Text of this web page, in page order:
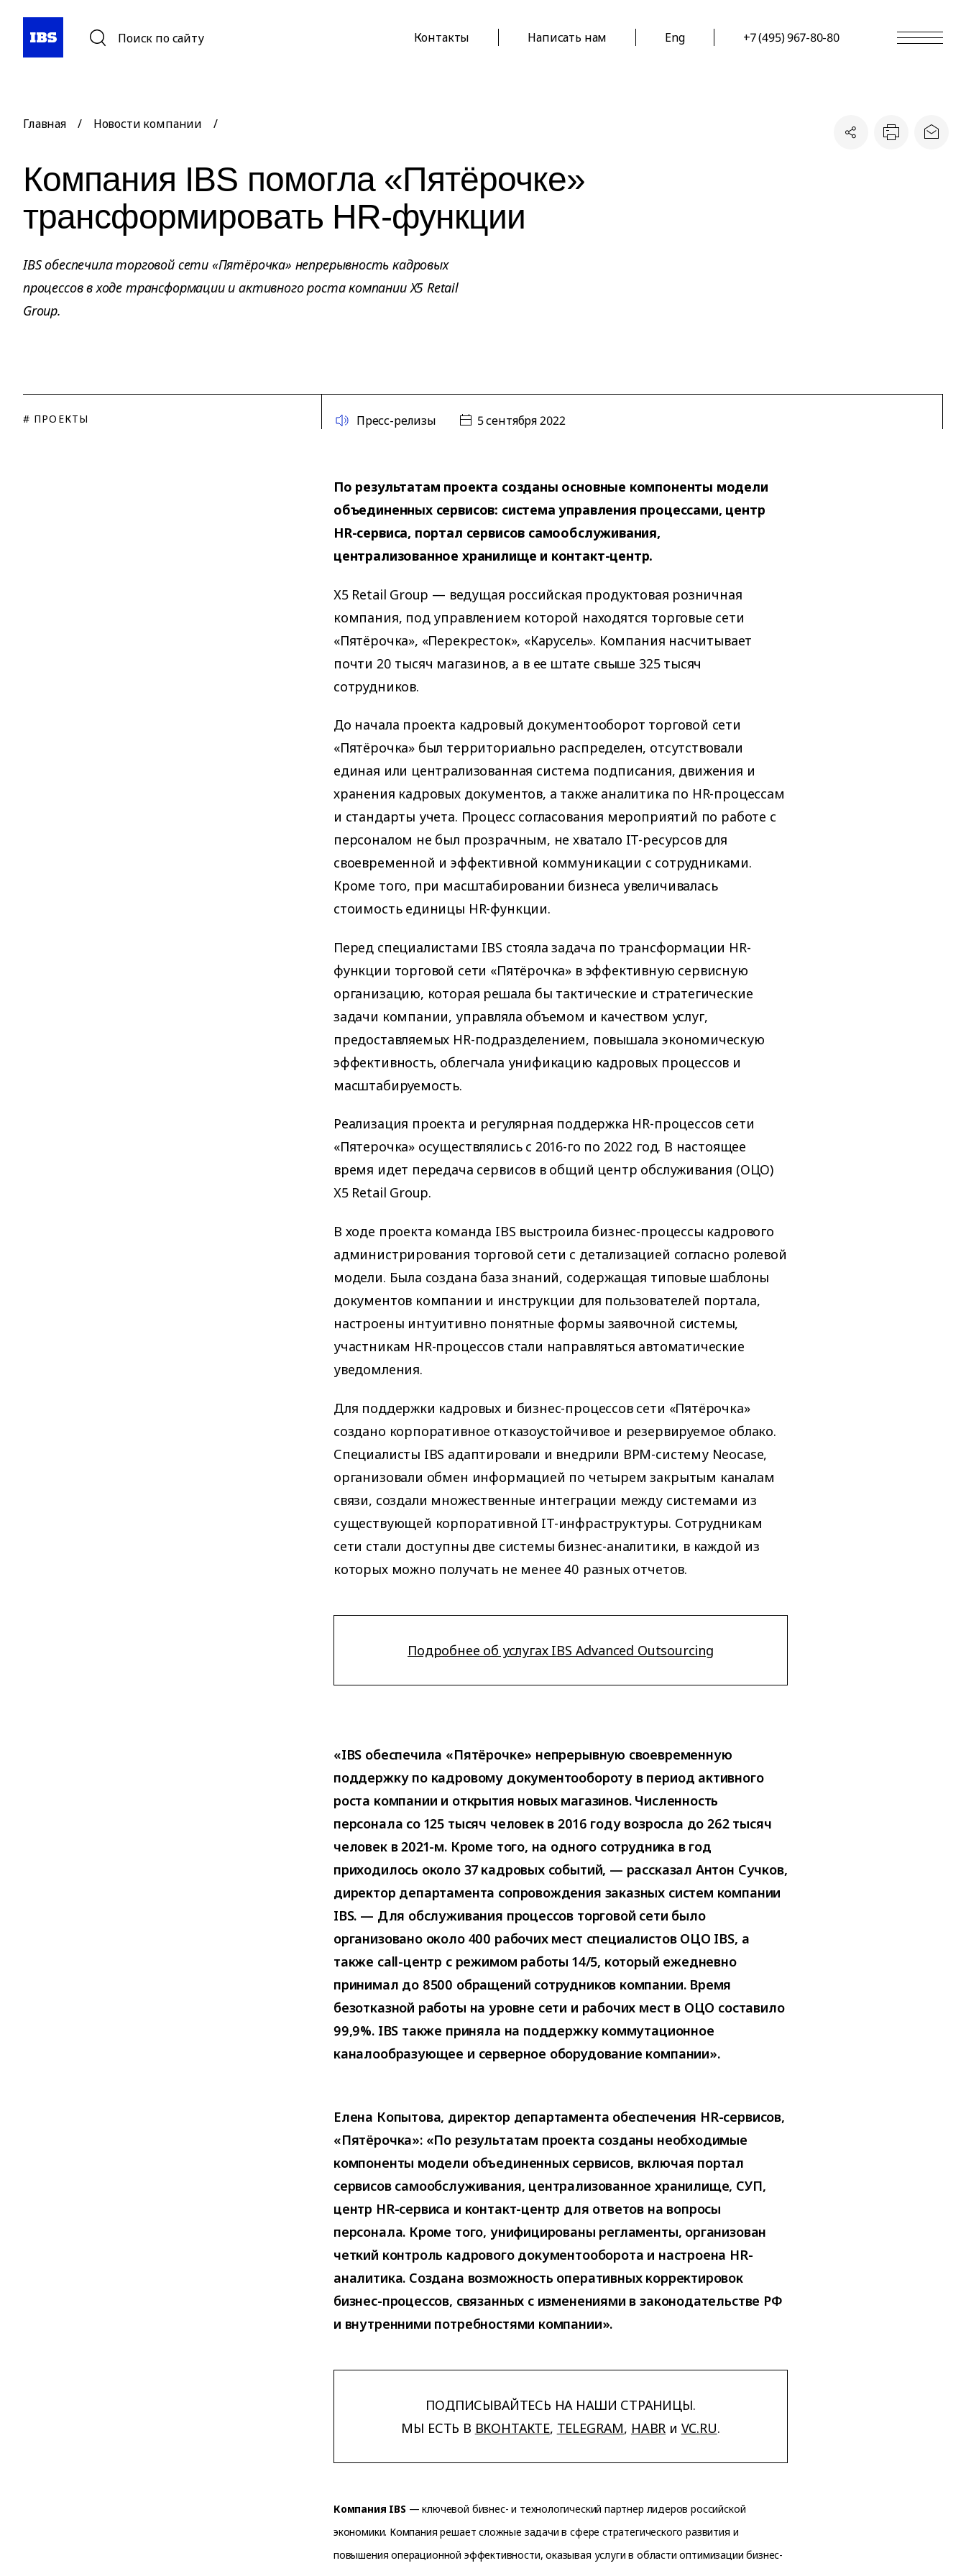
Поиск по сайту Контакты Написать нам Eng +7 (495) 967-80-80
Главная / Новости компании /
Компания IBS помогла «Пятёрочке»
трансформировать HR-функции
IBS обеспечила торговой сети «Пятёрочка» непрерывность кадровых
процессов в ходе трансформации и активного роста компании X5 Retail
Group.
# ПРОЕКТЫ Пресс-релизы 5 сентября 2022
По результатам проекта созданы основные компоненты модели
объединенных сервисов: система управления процессами, центр
HR-сервиса, портал сервисов самообслуживания,
централизованное хранилище и контакт-центр.
Х5 Retail Group — ведущая российская продуктовая розничная
компания, под управлением которой находятся торговые сети
«Пятёрочка», «Перекресток», «Карусель». Компания насчитывает
почти 20 тысяч магазинов, а в ее штате свыше 325 тысяч
сотрудников.
До начала проекта кадровый документооборот торговой сети
«Пятёрочка» был территориально распределен, отсутствовали
единая или централизованная система подписания, движения и
хранения кадровых документов, а также аналитика по HR-процессам
и стандарты учета. Процесс согласования мероприятий по работе с
персоналом не был прозрачным, не хватало IT-ресурсов для
своевременной и эффективной коммуникации с сотрудниками.
Кроме того, при масштабировании бизнеса увеличивалась
стоимость единицы HR-функции.
Перед специалистами IBS стояла задача по трансформации HR-
функции торговой сети «Пятёрочка» в эффективную сервисную
организацию, которая решала бы тактические и стратегические
задачи компании, управляла объемом и качеством услуг,
предоставляемых HR-подразделением, повышала экономическую
эффективность, облегчала унификацию кадровых процессов и
масштабируемость.
Реализация проекта и регулярная поддержка HR-процессов сети
«Пятерочка» осуществлялись с 2016-го по 2022 год. В настоящее
время идет передача сервисов в общий центр обслуживания (ОЦО)
Х5 Retail Group.
В ходе проекта команда IBS выстроила бизнес-процессы кадрового
администрирования торговой сети с детализацией согласно ролевой
модели. Была создана база знаний, содержащая типовые шаблоны
документов компании и инструкции для пользователей портала,
настроены интуитивно понятные формы заявочной системы,
участникам HR-процессов стали направляться автоматические
уведомления.
Для поддержки кадровых и бизнес-процессов сети «Пятёрочка»
создано корпоративное отказоустойчивое и резервируемое облако.
Специалисты IBS адаптировали и внедрили BPM-систему Neocase,
организовали обмен информацией по четырем закрытым каналам
связи, создали множественные интеграции между системами из
существующей корпоративной IT-инфраструктуры. Сотрудникам
сети стали доступны две системы бизнес-аналитики, в каждой из
которых можно получать не менее 40 разных отчетов.
Подробнее об услугах IBS Advanced Outsourcing
«IBS обеспечила «Пятёрочке» непрерывную своевременную
поддержку по кадровому документообороту в период активного
роста компании и открытия новых магазинов. Численность
персонала со 125 тысяч человек в 2016 году возросла до 262 тысяч
человек в 2021-м. Кроме того, на одного сотрудника в год
приходилось около 37 кадровых событий, — рассказал Антон Сучков,
директор департамента сопровождения заказных систем компании
IBS. — Для обслуживания процессов торговой сети было
организовано около 400 рабочих мест специалистов ОЦО IBS, а
также call-центр с режимом работы 14/5, который ежедневно
принимал до 8500 обращений сотрудников компании. Время
безотказной работы на уровне сети и рабочих мест в ОЦО составило
99,9%. IBS также приняла на поддержку коммутационное
каналообразующее и серверное оборудование компании».
Елена Копытова, директор департамента обеспечения HR-сервисов,
«Пятёрочка»: «По результатам проекта созданы необходимые
компоненты модели объединенных сервисов, включая портал
сервисов самообслуживания, централизованное хранилище, СУП,
центр HR-сервиса и контакт-центр для ответов на вопросы
персонала. Кроме того, унифицированы регламенты, организован
четкий контроль кадрового документооборота и настроена HR-
аналитика. Создана возможность оперативных корректировок
бизнес-процессов, связанных с изменениями в законодательстве РФ
и внутренними потребностями компании».
ПОДПИСЫВАЙТЕСЬ НА НАШИ СТРАНИЦЫ.
МЫ ЕСТЬ В ВКОНТАКТЕ, TELEGRAM, HABR и VC.RU.
Компания IBS— ключевой бизнес- и технологический партнер лидеров российской
экономики. Компания решает сложные задачи в сфере стратегического развития и
повышения операционной эффективности, оказывая услуги в области оптимизации бизнес-